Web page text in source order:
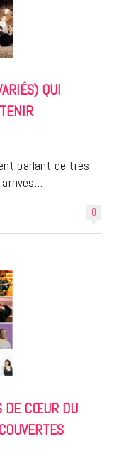
QUI
parlant de très
arrivés…
0
DE CŒUR DU